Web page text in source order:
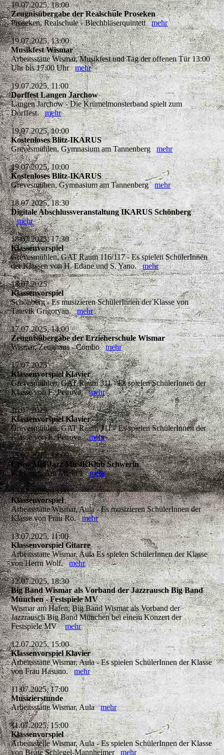
19.07.2025, 18:00
Zeugnisübergabe der Realschule Proseken
Proseken, Realschule - Blechbläserquintettmehr
19.07.2025, 13:00
Musikfest Wismar
Arbeitsstätte Wismar, Musikfest und Tag der offenen Tür 13:00
Uhr bis 17:00 Uhrmehr
19.07.2025, 11:00
Dorffest Langen Jarchow
Langen Jarchow - Die Krümelmonsterband spielt zum
Dorffest.mehr
19.07.2025, 10:00
Kostenloses Blitz-IKARUS
Grevesmühlen, Gymnasium am Tannenbergmehr
19.07.2025, 10:00
Kostenloses Blitz-IKARUS
Grevesmühen, Gymnasium am Tannenbergmehr
18.07.2025, 18:30
Digitale Abschlussveranstaltung IKARUS Schönberg
mehr
18.07.2025, 17:30
Klassenvorspiel
Grevesmühlen, GAT Raum 116/117 - Es spielen SchülerInnen
der Klassen von H. Edane und S. Yano.mehr
18.07.2025
Klassenvorspiel
Schönberg - Es musizieren SchülerInnen der Klasse von
Tatevik Grigoryan.mehr
17.07.2025, 14:00
Zeugnisübergabe der Erzieherschule Wismar
Wismar, Zeughaus - Combomehr
17.07.2025
Klassenvorspiel Klavier
Grevesmühlen, GAT Raum 311 - Es spielen SchülerInnen der
Klasse von E. Petrova.mehr
16.07.2025
Klassenvorspiel Klavier
Grevesmühlen, GAT Raum 311 - Es spielen SchülerInnen der
Klasse von E. Petrova.mehr
15.07.2025, 18:00
Crow Mill Jazz MusiKKlub Schwerin
Schwerin, Am Markt 1mehr
13.07.2025, 13:00
Klassenvorspiel
Arbeitsstätte Wismar, Aula - Es musizieren SchülerInnen der
Klasse von Frau Ro.mehr
13.07.2025, 11:00
Klassenvorspiel Gitarre
Arbeitsstätte Wismar, Aula Es spielen SchülerInnen der Klasse
von Herrn Wolf.mehr
12.07.2025, 18:30
Big Band Wismar als Vorband der Jazzrausch Big Band
München - Festspiele MV
Wismar am Hafen, Big Band Wismar als Vorband der
Jazzrausch Big Band München bei einem Konzert der
Festspiele MVmehr
12.07.2025, 15:00
Klassenvorspiel Klavier
Arbeitsstätte Wismar, Aula - Es spielen SchülerInnen der Klasse
von Frau Hasuno.mehr
11.07.2025, 17:00
Musizierstunde
Arbeitsstätte Wismar, Aulamehr
11.07.2025, 15:00
Klassenvorspiel
Arbeitsstelle Wismar, Aula - Es spielen SchülerInnen der Klasse
von Beate Schlegel-Mannheimermehr